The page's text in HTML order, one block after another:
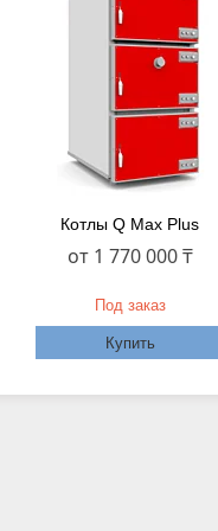
Котлы Q Max Plus
от 1 770 000 ₸
Под заказ
Купить